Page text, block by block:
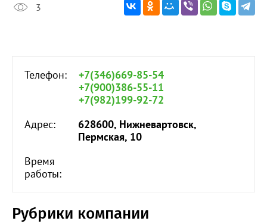
3
Телефон:
+7(346)669-85-54
+7(900)386-55-11
+7(982)199-92-72
Адрес:
628600, Нижневартовск,
Пермская, 10
Время
работы:
Рубрики компании